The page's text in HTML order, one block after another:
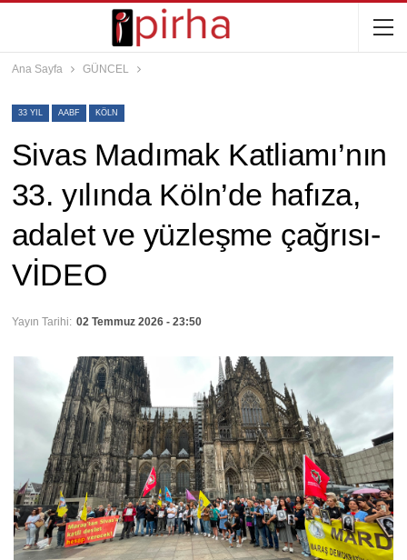
Ana Sayfa GÜNCEL
33 YIL AABF KÖLN
Sivas Madımak Katliamı’nın
33. yılında Köln’de hafıza,
adalet ve yüzleşme çağrısı-
VİDEO
Yayın Tarihi: 02 Temmuz 2026 - 23:50